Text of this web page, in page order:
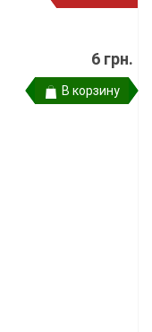
6 грн.
В корзину